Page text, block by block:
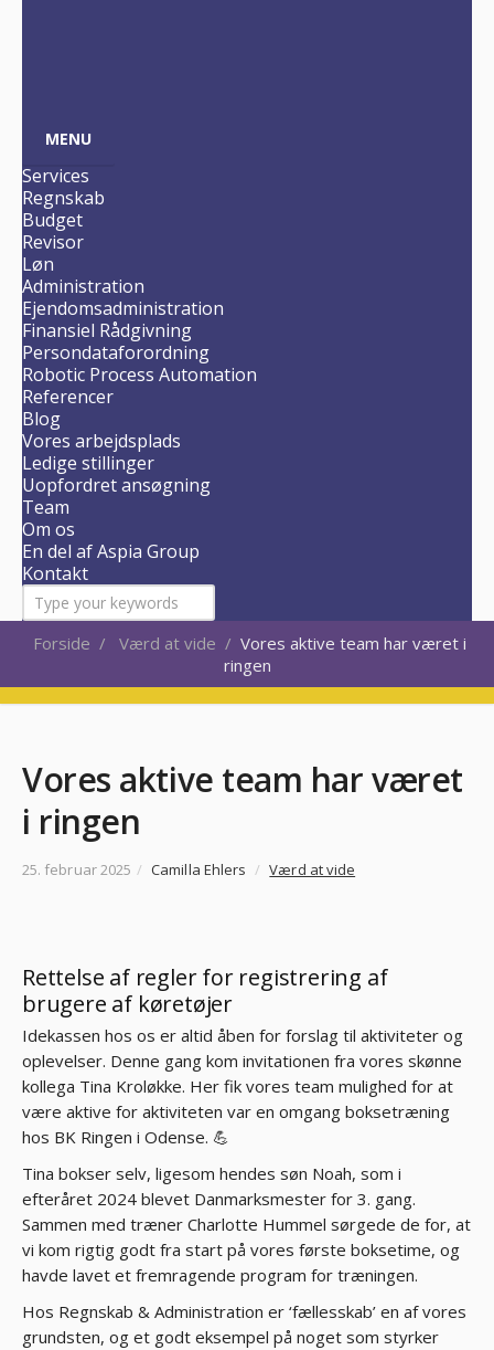
MENU
Services
Regnskab
Budget
Revisor
Løn
Administration
Ejendomsadministration
Finansiel Rådgivning
Persondataforordning
Robotic Process Automation
Referencer
Blog
Vores arbejdsplads
Ledige stillinger
Uopfordret ansøgning
Team
Om os
En del af Aspia Group
Kontakt
Forside / Værd at vide / Vores aktive team har været i
ringen
Vores aktive team har været
i ringen
25. februar 2025 / Camilla Ehlers / Værd at vide
Rettelse af regler for registrering af
brugere af køretøjer
Idekassen hos os er altid åben for forslag til aktiviteter og
oplevelser. Denne gang kom invitationen fra vores skønne
kollega Tina Kroløkke. Her fik vores team mulighed for at
være aktive for aktiviteten var en omgang boksetræning
hos BK Ringen i Odense. 💪
Tina bokser selv, ligesom hendes søn Noah, som i
efteråret 2024 blevet Danmarksmester for 3. gang.
Sammen med træner Charlotte Hummel sørgede de for, at
vi kom rigtig godt fra start på vores første boksetime, og
havde lavet et fremragende program for træningen.
Hos Regnskab & Administration er ‘fællesskab’ en af vores
grundsten, og et godt eksempel på noget som styrker